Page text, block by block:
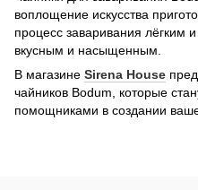
воплощение искусства
процесс заваривания лёгким
вкусным и насыщенным.
В магазине Sirena House
чайников Bodum, которые
помощниками в создании